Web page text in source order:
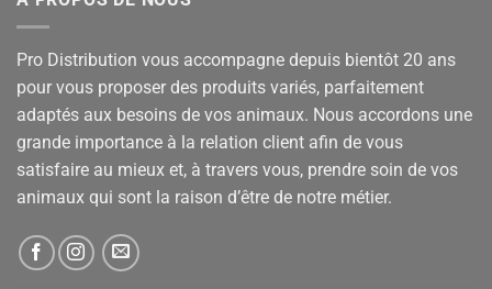
Pro Distribution vous accompagne depuis bientôt 20 ans
pour vous proposer des produits variés, parfaitement
adaptés aux besoins de vos animaux. Nous accordons une
grande importance à la relation client afin de vous
satisfaire au mieux et, à travers vous, prendre soin de vos
animaux qui sont la raison d’être de notre métier.